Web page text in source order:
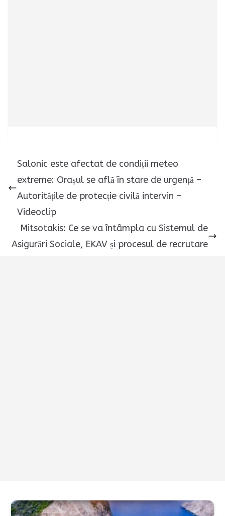
Salonic este afectat de condiții meteo
extreme: Orașul se află în stare de urgență –
Autoritățile de protecție civilă intervin –
Videoclip
Mitsotakis: Ce se va întâmpla cu Sistemul de
Asigurări Sociale, EKAV și procesul de recrutare